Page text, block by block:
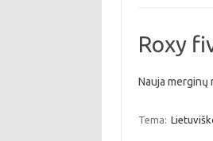
Roxy
Nauja merginų
Tema: